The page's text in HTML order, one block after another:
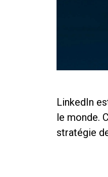
LinkedIn
le monde.
stratégie